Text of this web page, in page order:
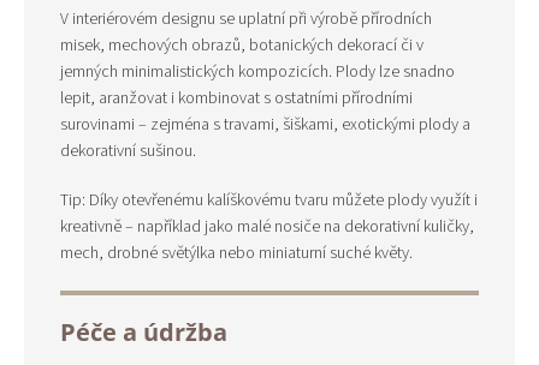
V interiérovém designu se uplatní při výrobě přírodních
misek, mechových obrazů, botanických dekorací či v
jemných minimalistických kompozicích. Plody lze snadno
lepit, aranžovat i kombinovat s ostatními přírodními
surovinami – zejména s travami, šiškami, exotickými plody a
dekorativní sušinou.
Tip: Díky otevřenému kalíškovému tvaru můžete plody využít i
kreativně – například jako malé nosiče na dekorativní kuličky,
mech, drobné světýlka nebo miniaturní suché květy.
Péče a údržba